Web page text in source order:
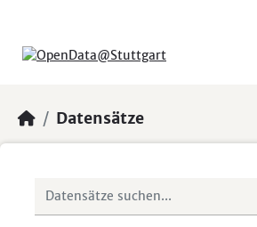
Datensätze